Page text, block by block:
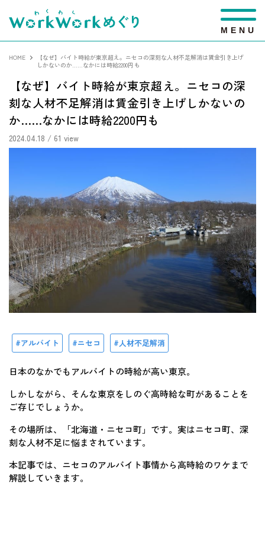
M E N U
HOME
【なぜ】バイト時給が東京超え。ニセコの深刻な人材不足解消は賃金引き上げ
しかないのか……なかには時給2200円も
【なぜ】バイト時給が東京超え。ニセコの深
刻な人材不足解消は賃金引き上げしかないの
か……なかには時給2200円も
2024.04.18 / 61 view
アルバイト ニセコ 人材不足解消
日本のなかでもアルバイトの時給が高い東京。
しかしながら、そんな東京をしのぐ高時給な町があることを
ご存じでしょうか。
その場所は、「北海道・ニセコ町」です。実はニセコ町、深
刻な人材不足に悩まされています。
本記事では、ニセコのアルバイト事情から高時給のワケまで
解説していきます。